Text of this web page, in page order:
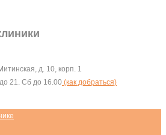
д. 10, корп. 1
21. Сб до 16.00 (как добраться)